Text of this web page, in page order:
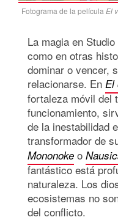
Fotograma de la película El
La magia en
como en otras
dominar o vencer,
relacionarse. En El
fortaleza móvil del
funcionamiento,
de la inestabilidad
transformador de
Mononoke o
fantástico está
naturaleza. Los
ecosistemas no
del conflicto.